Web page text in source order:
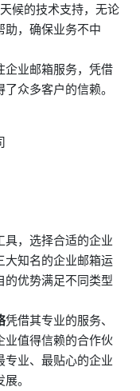
候的技术支持，无论
助，确保业务不中
企业邮箱服务，凭借
众多客户的信赖。
具，选择合适的企业
大知名的企业邮箱运
优势满足不同类型
凭借其专业的服务、
业值得信赖的合作伙
专业、最贴心的企业
。